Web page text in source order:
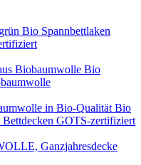
Bio Spannbettlaken
Bio
Bio
GOTS-zertifiziert